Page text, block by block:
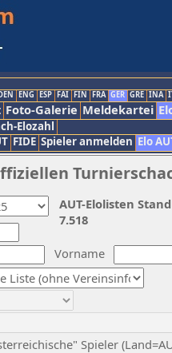
ENG ESP FAI FIN FRA GER GRE INA
Foto-Galerie Meldekartei
Elozahl
FIDE Spieler anmelden Elo
Vorname
Spieler
AUT-Elolisten
7.518